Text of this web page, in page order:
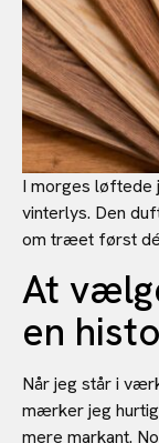
I morges løftede
vinterlys. Den
om træet først
At
en
Når jeg står i
mærker jeg
mere markant.